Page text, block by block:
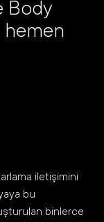
Body
hemen
iletişimini
bu
binlerce